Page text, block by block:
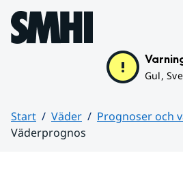
Hoppa till sidans innehåll
Gul,
Start Väder
Prognoser och
Väderprognos